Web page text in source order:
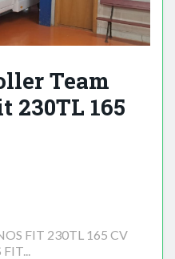
Team
230TL 165
FIT 230TL 165 CV